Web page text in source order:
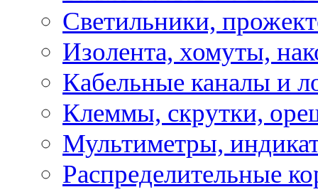
Светильники,
Изолента, хомуты,
Кабельные каналы и
Клеммы, скрутки,
Мультиметры,
Распределительные